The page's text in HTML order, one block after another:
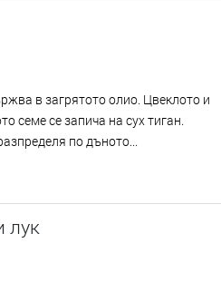
в загрятото олио. Цвеклото и
семе се запича на сух тиган.
по дъното...
лук